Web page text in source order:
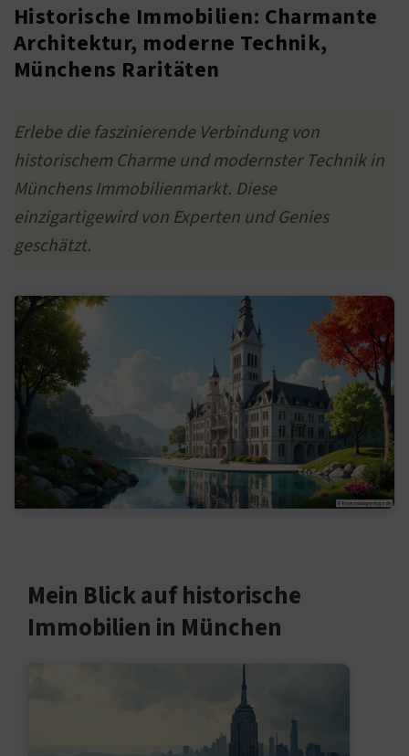
Historische Immobilien: Charmante
Architektur, moderne Technik,
Münchens Raritäten
Erlebe die faszinierende Verbindung von
historischem Charme und modernster Technik in
Münchens Immobilienmarkt. Diese
einzigartigewird von Experten und Genies
geschätzt.
Mein Blick auf historische
Immobilien in München